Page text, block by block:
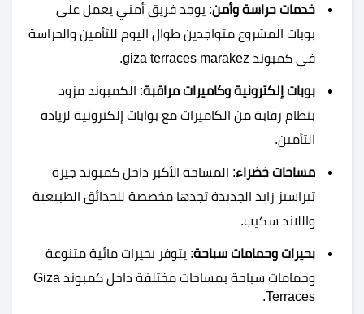
خدمات حراسة وأمن: يوجد فريق أمني يعمل على
بوبات المشروع متواجدين طوال اليوم للتأمين والحراسة
في كمبوند giza terraces marakez.
بوبات إلكترونية وكاميرات مراقبة: الكمبوند مزود
بنظام رقابة من الكاميرات مع بوابات إلكترونية لزيادة
التأمين.
مساحات خضراء: المساحة الأكبر داخل كمبوند جيزة
تيراسيز زايد الجديدة تجدها مخصصة للحدائق الطبيعية
واللاند سكيب.
بحيرات وحمامات سباحة: يتوفر بحيرات مائية متنوعة
وحمامات سباحة بمساحات مختلفة داخل كمبوند Giza
Terraces.